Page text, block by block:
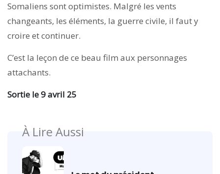
Somaliens sont optimistes. Malgré les vents
changeants, les éléments, la guerre civile, il faut y
croire et continuer.
C’est la leçon de ce beau film aux personnages
attachants.
Sortie le 9 avril 25
À Lire Aussi